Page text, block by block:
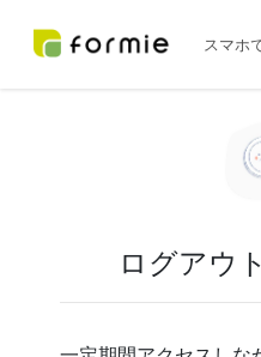
スマホ
ログアウ